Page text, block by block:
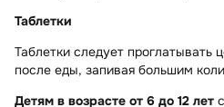
Таблетки
Таблетки следует проглатывать
после еды, запивая большим
Детям в возрасте от 6 до 12 лет